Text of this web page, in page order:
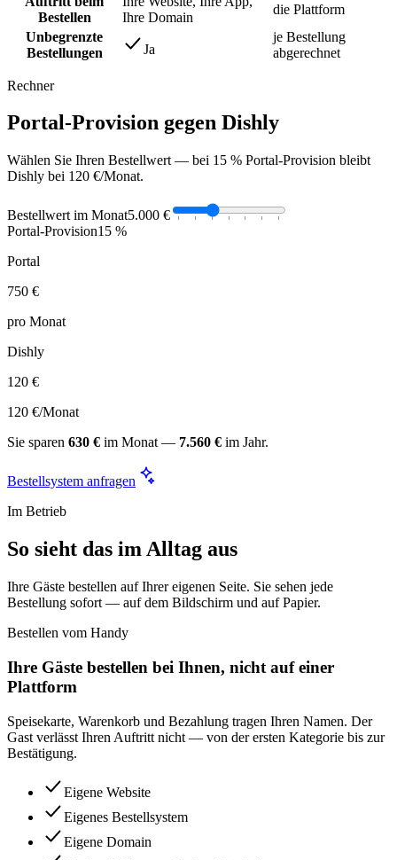
Bestellen
Ihre Domain
die Plattform
Unbegrenzte
Bestellungen
Ja
je Bestellung
abgerechnet
Rechner
Portal-Provision gegen Dishly
Wählen Sie Ihren Bestellwert — bei 15 % Portal-Provision bleibt
Dishly bei 120 €/Monat.
Bestellwert im Monat5.000 €
Portal-Provision15 %
Portal
750 €
pro Monat
Dishly
120 €
120 €/Monat
Sie sparen 630 € im Monat — 7.560 € im Jahr.
Bestellsystem anfragen
Im Betrieb
So sieht das im Alltag aus
Ihre Gäste bestellen auf Ihrer eigenen Seite. Sie sehen jede
Bestellung sofort — auf dem Bildschirm und auf Papier.
Bestellen vom Handy
Ihre Gäste bestellen bei Ihnen, nicht auf einer
Plattform
Speisekarte, Warenkorb und Bezahlung tragen Ihren Namen. Der
Gast verlässt Ihren Auftritt nicht — von der ersten Kategorie bis zur
Bestätigung.
Eigene Website
Eigenes Bestellsystem
Eigene Domain